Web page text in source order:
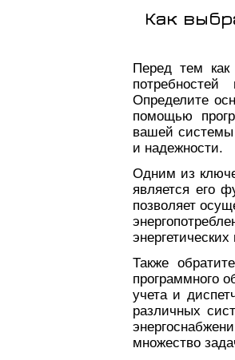
Как
Перед тем как
Определите
помощью
вашей системы
и надежности.
Одним из
является его
позволяет
Также
программного
учета и
различных
множество